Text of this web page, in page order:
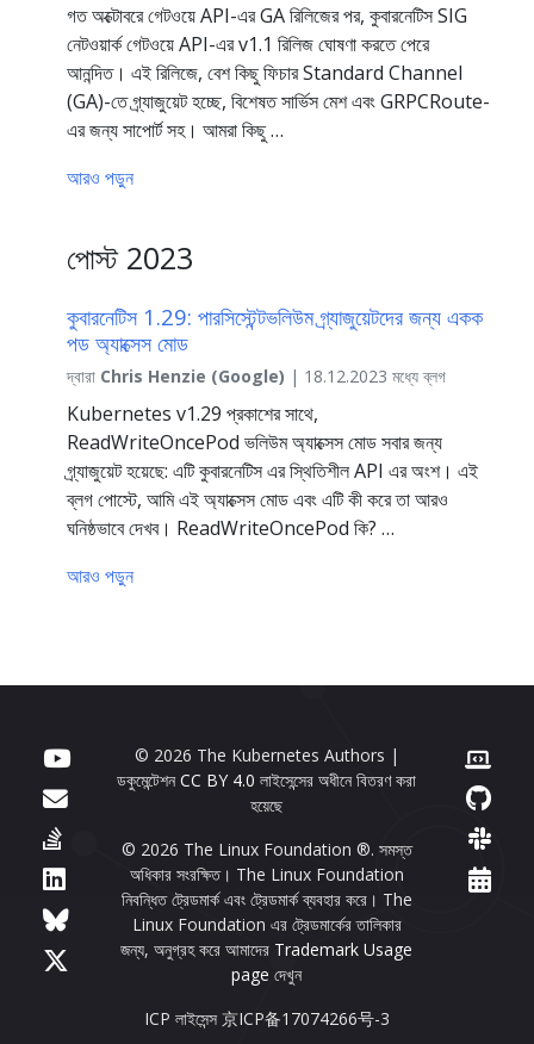
গত অক্টোবরে গেটওয়ে API-এর GA রিলিজের পর, কুবারনেটিস SIG
নেটওয়ার্ক গেটওয়ে API-এর v1.1 রিলিজ ঘোষণা করতে পেরে
আনন্দিত। এই রিলিজে, বেশ কিছু ফিচার Standard Channel
(GA)-তে গ্র্যাজুয়েট হচ্ছে, বিশেষত সার্ভিস মেশ এবং GRPCRoute-
এর জন্য সাপোর্ট সহ। আমরা কিছু …
আরও পড়ুন
পোস্ট 2023
কুবারনেটিস 1.29: পারসিস্টেন্টভলিউম গ্র্যাজুয়েটদের জন্য একক
পড অ্যাক্সেস মোড
দ্বারা Chris Henzie (Google) | 18.12.2023 মধ্যে ব্লগ
Kubernetes v1.29 প্রকাশের সাথে,
ReadWriteOncePod ভলিউম অ্যাক্সেস মোড সবার জন্য
গ্র্যাজুয়েট হয়েছে: এটি কুবারনেটিস এর স্থিতিশীল API এর অংশ। এই
ব্লগ পোস্টে, আমি এই অ্যাক্সেস মোড এবং এটি কী করে তা আরও
ঘনিষ্ঠভাবে দেখব। ReadWriteOncePod কি? …
আরও পড়ুন
© 2026 The Kubernetes Authors |
ডকুমেন্টেশনCC BY 4.0 লাইসেন্সের অধীনে বিতরণ করা
হয়েছে
© 2026 The Linux Foundation ®. সমস্ত
অধিকার সংরক্ষিত। The Linux Foundation
নিবন্ধিত ট্রেডমার্ক এবং ট্রেডমার্ক ব্যবহার করে। The
Linux Foundation এর ট্রেডমার্কের তালিকার
জন্য, অনুগ্রহ করে আমাদের Trademark Usage
page দেখুন
ICP লাইসেন্স 京ICP备17074266号-3